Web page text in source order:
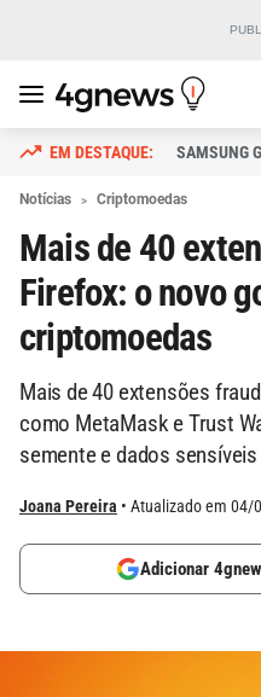
SAMSUNG
Notícias Criptomoedas
Mais de 40
Firefox: o novo
criptomoedas
Mais de 40 extensões
como MetaMask e Trust
semente e dados
Joana Pereira Atualizado em 04/
Adicionar